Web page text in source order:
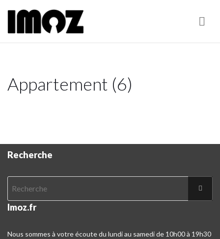
Appartement (6)
Recherche
Imoz.fr
Nous sommes à votre écoute du lundi au samedi de 10h00 à 19h30